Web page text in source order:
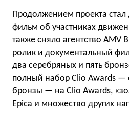
Продолжением проекта
фильм об участниках
также сняло агентство AMV
ролик и документальный
два серебряных и пять
полный набор Clio Awards —
бронзы — на Clio Awards,
Epica и множество других